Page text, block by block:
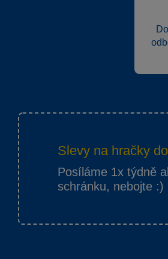
Slevy na hračky
Posíláme 1x týdně
schránku, nebojte :)